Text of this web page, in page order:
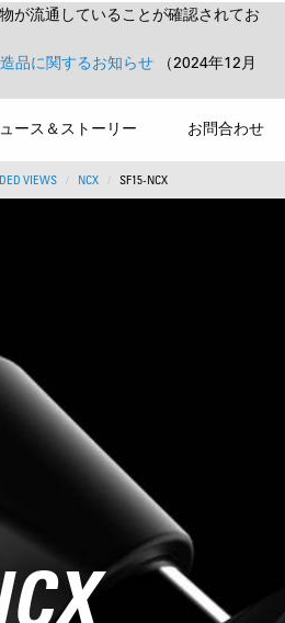
が流通していることが確認されてお
品に関するお知らせ
（2024年12月
ース＆ストーリー お問合わせ
VIEWS NCX SF15-NCX